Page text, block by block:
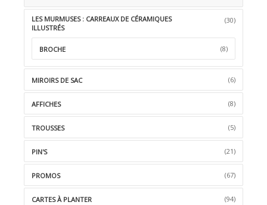
LES MURMUSES : CARREAUX DE CÉRAMIQUES
ILLUSTRÉS
(30)
BROCHE (8)
MIROIRS DE SAC (6)
AFFICHES (8)
TROUSSES (5)
PIN'S (21)
PROMOS (67)
CARTES À PLANTER (94)